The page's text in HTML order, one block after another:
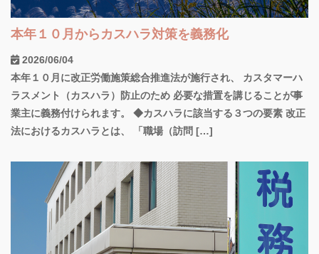
本年１０月からカスハラ対策を義務化
2026/06/04
本年１０月に改正労働施策総合推進法が施行され、 カスタマーハ
ラスメント（カスハラ）防止のため 必要な措置を講じることが事
業主に義務付けられます。 ◆カスハラに該当する３つの要素 改正
法におけるカスハラとは、 「職場（訪問 […]